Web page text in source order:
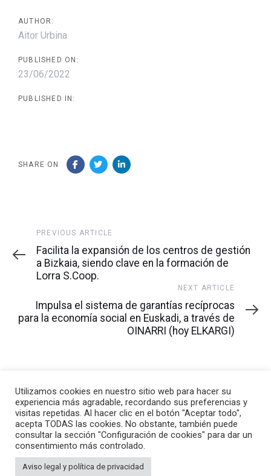
AUTHOR:
Aitor Urbina
PUBLISHED ON:
23/06/2022
PUBLISHED IN:
SHARE ON
Previous
Article
PREVIOUS ARTICLE
Facilita la expansión de los centros de gestión
a Bizkaia, siendo clave en la formación de
Lorra S.Coop.
Article
NEXT ARTICLE
Impulsa el sistema de garantías recíprocas
para la economía social en Euskadi, a través de
OINARRI (hoy ELKARGI)
Utilizamos cookies en nuestro sitio web para hacer su
experiencia más agradable, recordando sus preferencias y
visitas repetidas. Al hacer clic en el botón "Aceptar todo",
acepta TODAS las cookies. No obstante, también puede
consultar la sección "Configuración de cookies" para dar un
consentimiento más controlado.
Aviso legal y política de privacidad